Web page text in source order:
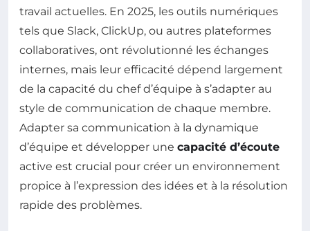
travail actuelles. En 2025, les outils numériques
tels que Slack, ClickUp, ou autres plateformes
collaboratives, ont révolutionné les échanges
internes, mais leur efficacité dépend largement
de la capacité du chef d’équipe à s’adapter au
style de communication de chaque membre.
Adapter sa communication à la dynamique
d’équipe et développer une capacité d’écoute
active est crucial pour créer un environnement
propice à l’expression des idées et à la résolution
rapide des problèmes.